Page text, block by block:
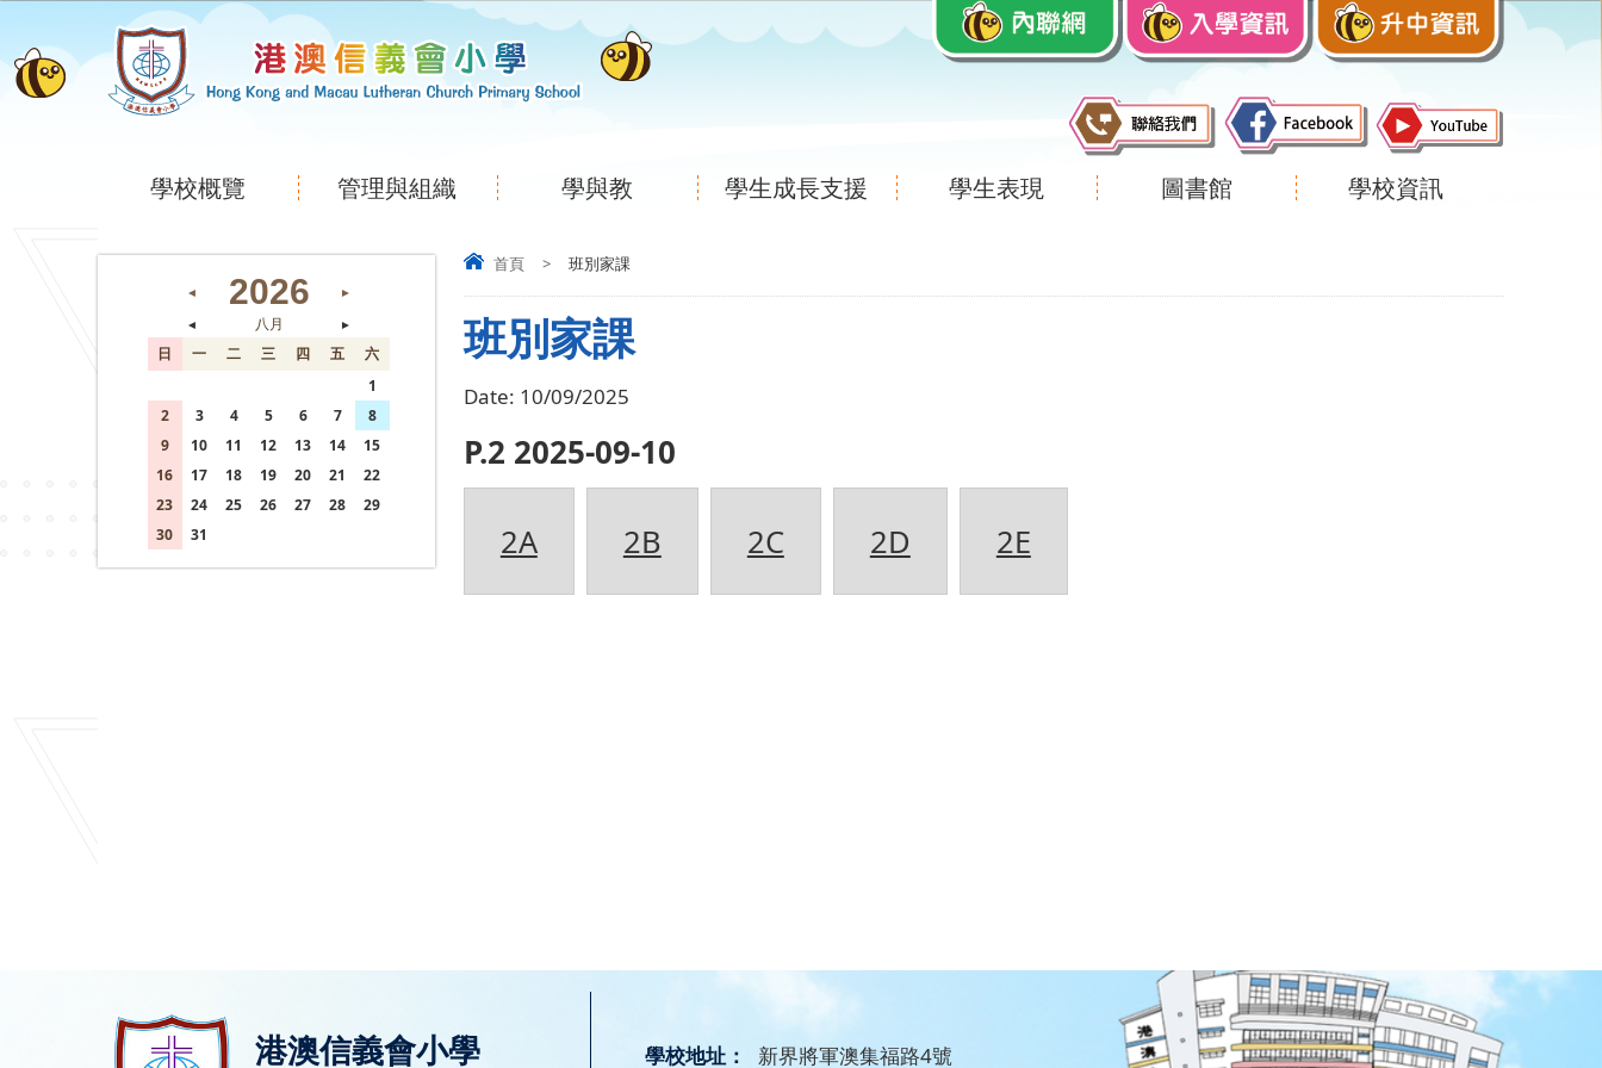
學校概覽 管理與組織 學與教 學生成長支援 學生表現 圖書館 學校資訊
首頁 > 班別家課
班別家課
Date: 10/09/2025
P.2 2025-09-10
2A 2B 2C 2D 2E
◄ 2026
►
◄
八月 ►
日 一 二 三 四 五
六
1
2
3 4 5 6 7
8
9
10 11 12 13 14
15
16
17 18 19 20 21
22
23
24 25 26 27 28
29
30
31
港澳信義會小學 學校地址： 新界將軍澳集福路4號